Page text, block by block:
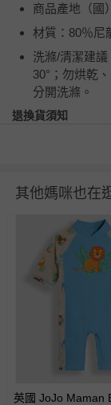
商品產地（國
材質：80％尼
洗滌/清潔建
30°；勿烘乾
分開洗滌。
退換貨須知
您所購買的
瑕疵退換貨
退貨，您可
並點選『我要
至媽咪愛
針對滿件折/
留商品未達
其他媽咪也在
英國 JoJo Maman